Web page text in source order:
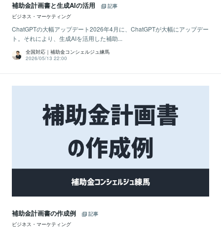
補助金計画書と生成AIの活用
記事
ビジネス・マーケティング
ChatGPTの大幅アップデート2026年4月に、ChatGPTが大幅にアップデー
ト。それにより、生成AIを活用した補助...
全国対応｜補助金コンシェルジュ練馬
2026/05/13 22:00
補助金計画書の作成例
記事
ビジネス・マーケティング